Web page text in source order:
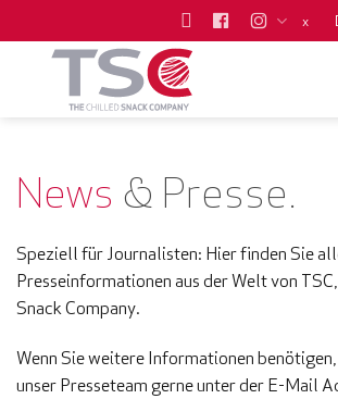
Inhalt
x
News & Presse.
Speziell für Journalisten: Hier finden Sie
Presseinformationen aus der Welt von
Snack Company.
Wenn Sie weitere Informationen
unser Presseteam gerne unter der E-Mail